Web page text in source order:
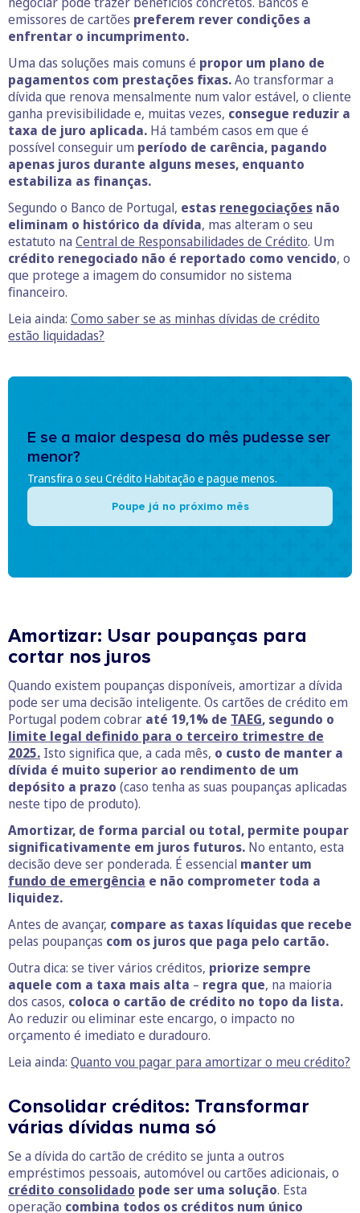
emissores de cartões preferem rever condições a
enfrentar o incumprimento.
Uma das soluções mais comuns é propor um plano de
pagamentos com prestações fixas.Ao transformar a
dívida que renova mensalmente num valor estável, o cliente
ganha previsibilidade e, muitas vezes, consegue reduzir a
taxa de juro aplicada. Há também casos em que é
possível conseguir um período de carência, pagando
apenas juros durante alguns meses, enquanto
estabiliza as finanças.
Segundo o Banco de Portugal, estas renegociações não
eliminam o histórico da dívida, mas alteram o seu
estatuto na Central de Responsabilidades de Crédito. Um
crédito renegociado não é reportado como vencido, o
que protege a imagem do consumidor no sistema
financeiro.
Leia ainda: Como saber se as minhas dívidas de crédito
estão liquidadas?
E se a maior despesa do mês pudesse ser
menor?
Transfira o seu Crédito Habitação e pague menos.
Poupe já no próximo mês
Amortizar: Usar poupanças para
cortar nos juros
Quando existem poupanças disponíveis, amortizar a dívida
pode ser uma decisão inteligente. Os cartões de crédito em
Portugal podem cobrar até 19,1% de TAEG, segundo o
limite legal definido para o terceiro trimestre de
2025. Isto significa que, a cada mês, o custo de manter a
dívida é muito superior ao rendimento de um
depósito a prazo (caso tenha as suas poupanças aplicadas
neste tipo de produto).
Amortizar, de forma parcial ou total, permite poupar
significativamente em juros futuros. No entanto, esta
decisão deve ser ponderada. É essencial manter um
fundo de emergência e não comprometer toda a
liquidez.
Antes de avançar, compare as taxas líquidas que recebe
pelas poupanças com os juros que paga pelo cartão.
Outra dica: se tiver vários créditos, priorize sempre
aquele com a taxa mais alta – regra que, na maioria
dos casos, coloca o cartão de crédito no topo da lista.
Ao reduzir ou eliminar este encargo, o impacto no
orçamento é imediato e duradouro.
Leia ainda: Quanto vou pagar para amortizar o meu crédito?
Consolidar créditos: Transformar
várias dívidas numa só
Se a dívida do cartão de crédito se junta a outros
empréstimos pessoais, automóvel ou cartões adicionais, o
crédito consolidado pode ser uma solução. Esta
operação combina todos os créditos num único